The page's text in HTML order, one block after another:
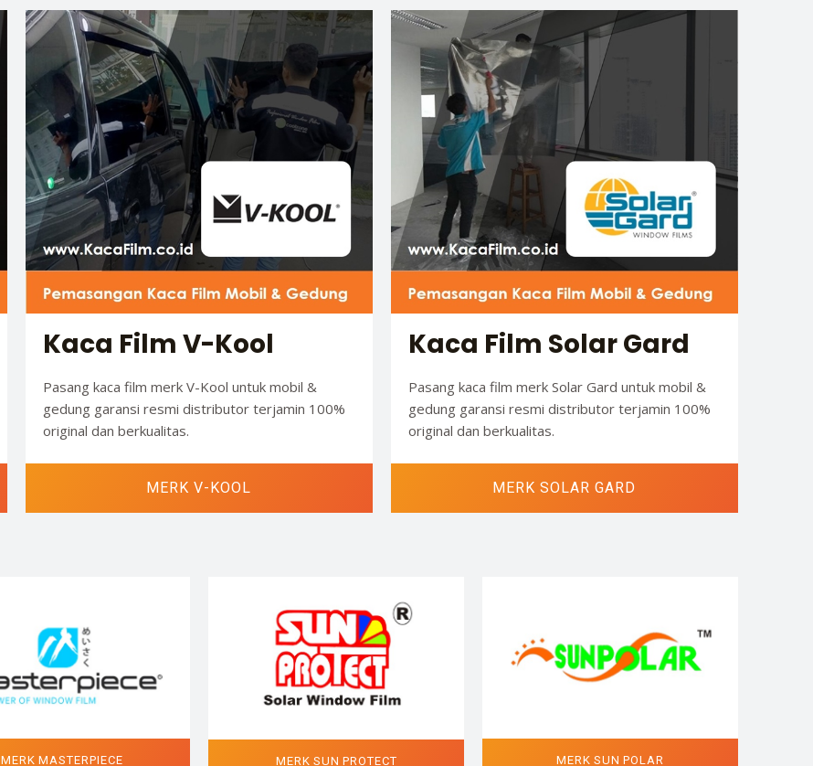
Kaca Film V-Kool
Pasang kaca film merk V-Kool untuk mobil &
gedung garansi resmi distributor terjamin 100%
original dan berkualitas.
MERK V-KOOL
Kaca Film Solar Gard
Pasang kaca film merk Solar Gard untuk mobil &
gedung garansi resmi distributor terjamin 100%
original dan berkualitas.
MERK SOLAR GARD
MERK MASTERPIECE MERK SUN PROTECT MERK SUN POLAR